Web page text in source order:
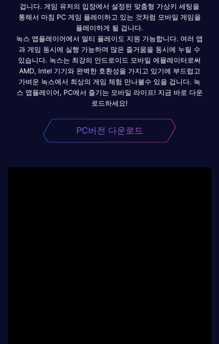
겁니다. 게임 유저의 입장에서 설정된 맞춤형 가상키 세팅을
통해서 마침 PC 게임 플레이하고 있는 것처럼 모바일 게임을
플레이하게 될 겁니다.
녹스 앱플레이어에서 멀티 플레이도 지원 가능합니다. 여러 앱
과 게임 동시에 실행 가능하며 많은 즐거움을 동시에 누릴 수
있습니다. 녹스는 최강의 안드로이드 모바일 에뮬레이터로써
AMD, Intel 기기와 완벽한 호환성을 가지고 있기에 부드럽고
가벼운 녹스에서 최상의 게임 체험 만나볼수 있을 겁니다. 녹
스 앱플레이어, PC에서 즐기는 모바일 라이프! 지금 바로 다운
로드하세요!
PC버전 다운로드